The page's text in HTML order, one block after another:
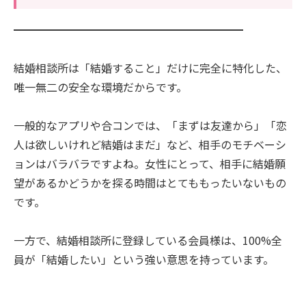
━━━━━━━━━━━━━━━━━━━━━
結婚相談所は「結婚すること」だけに完全に特化した、
唯一無二の安全な環境だからです。
一般的なアプリや合コンでは、「まずは友達から」「恋
人は欲しいけれど結婚はまだ」など、相手のモチベーシ
ョンはバラバラですよね。女性にとって、相手に結婚願
望があるかどうかを探る時間はとてももったいないもの
です。
一方で、結婚相談所に登録している会員様は、100%全
員が「結婚したい」という強い意思を持っています。